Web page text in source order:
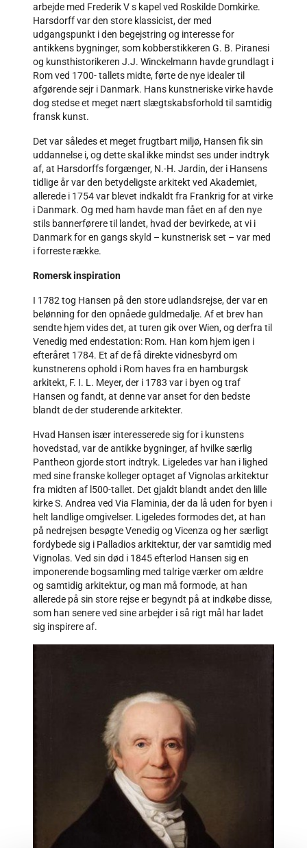
arbejde med Frederik V s kapel ved Roskilde Domkirke.
Harsdorff var den store klassicist, der med
udgangspunkt i den begejstring og interesse for
antikkens bygninger, som kobberstikkeren G. B. Piranesi
og kunsthistorikeren J.J. Winckelmann havde grundlagt i
Rom ved 1700- tallets midte, førte de nye idealer til
afgørende sejr i Danmark. Hans kunstneriske virke havde
dog stedse et meget nært slægtskabsforhold til samtidig
fransk kunst.
Det var således et meget frugtbart miljø, Hansen fik sin
uddannelse i, og dette skal ikke mindst ses under indtryk
af, at Harsdorffs forgænger, N.-H. Jardin, der i Hansens
tidlige år var den betydeligste arkitekt ved Akademiet,
allerede i 1754 var blevet indkaldt fra Frankrig for at virke
i Danmark. Og med ham havde man fået en af den nye
stils bannerførere til landet, hvad der bevirkede, at vi i
Danmark for en gangs skyld – kunstnerisk set – var med
i forreste række.
Romersk inspiration
I 1782 tog Hansen på den store udlandsrejse, der var en
belønning for den opnåede guldmedalje. Af et brev han
sendte hjem vides det, at turen gik over Wien, og derfra til
Venedig med endestation: Rom. Han kom hjem igen i
efteråret 1784. Et af de få direkte vidnesbyrd om
kunstnerens ophold i Rom haves fra en hamburgsk
arkitekt, F. I. L. Meyer, der i 1783 var i byen og traf
Hansen og fandt, at denne var anset for den bedste
blandt de der studerende arkitekter.
Hvad Hansen især interesserede sig for i kunstens
hovedstad, var de antikke bygninger, af hvilke særlig
Pantheon gjorde stort indtryk. Ligeledes var han i lighed
med sine franske kolleger optaget af Vignolas arkitektur
fra midten af l500-tallet. Det gjaldt blandt andet den lille
kirke S. Andrea ved Via Flaminia, der da lå uden for byen i
helt landlige omgivelser. Ligeledes formodes det, at han
på nedrejsen besøgte Venedig og Vicenza og her særligt
fordybede sig i Palladios arkitektur, der var samtidig med
Vignolas. Ved sin død i 1845 efterlod Hansen sig en
imponerende bogsamling med talrige værker om ældre
og samtidig arkitektur, og man må formode, at han
allerede på sin store rejse er begyndt på at indkøbe disse,
som han senere ved sine arbejder i så rigt mål har ladet
sig inspirere af.